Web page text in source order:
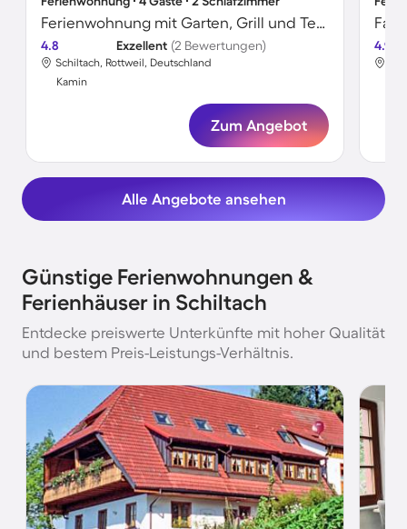
Ferienwohnung mit Garten, Grill und Terrasse | Bergblick
4.8 Exzellent (2 Bewertungen)
Schiltach, Rottweil, Deutschland
Kamin
Zum Angebot
4.9
Alle Angebote ansehen
Günstige Ferienwohnungen &
Ferienhäuser in Schiltach
Entdecke preiswerte Unterkünfte mit hoher Qualität
und bestem Preis-Leistungs-Verhältnis.